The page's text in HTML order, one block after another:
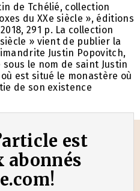
de Tchélié, collection
du XXe siècle », éditions
291 p. La collection
» vient de publier la
Justin Popovitch,
le nom de saint Justin
est situé le monastère où
de son existence
est
abonnés